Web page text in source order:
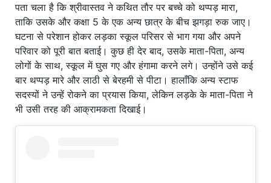
पता चला है कि श्रीवास्तव ने कथित तौर पर बच्चे को थप्पड़ मारा,
ताकि उसके और कक्षा 5 के एक अन्य छात्र के बीच झगड़ा रुक जाए।
घटना से परेशान होकर लड़का स्कूल परिसर से भाग गया और अपने
परिवार को पूरी बात बताई। कुछ ही देर बाद, उसके माता-पिता, अन्य
लोगों के साथ, स्कूल में घुस गए और हंगामा करने लगे। उन्होंने उसे कई
बार थप्पड़ मारे और लाठी से बेरहमी से पीटा। हालाँकि अन्य स्टाफ
सदस्यों ने उन्हें रोकने का प्रयास किया, लेकिन लड़के के माता-पिता ने
भी उसी तरह की आक्रामकता दिखाई।